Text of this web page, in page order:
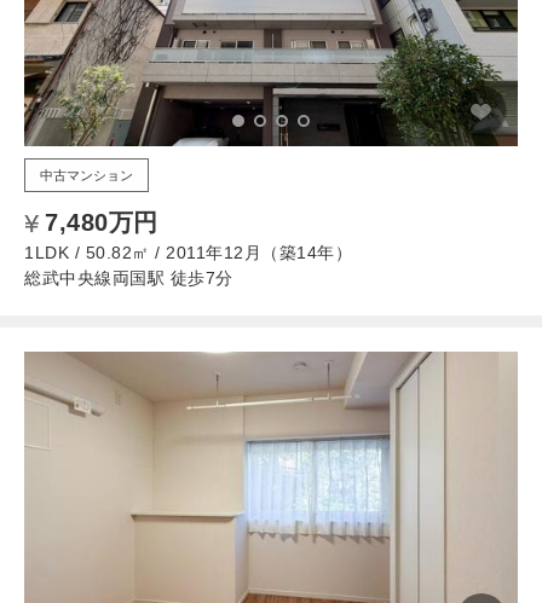
中古マンション
7,480万円
1LDK / 50.82㎡ / 2011年12月（築14年）
総武中央線両国駅 徒歩7分